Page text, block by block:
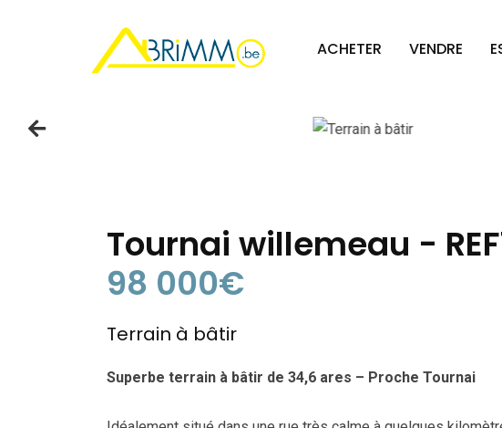
ACHETER VENDRE
Tournai willemeau -
98 000€
Terrain à bâtir
Superbe terrain à bâtir de 34,6 ares – Proche Tournai